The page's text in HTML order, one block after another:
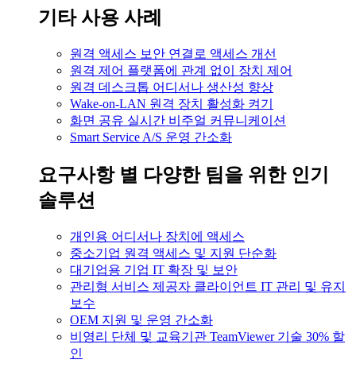
기타 사용 사례
원격 액세스 보안 연결로 액세스 개선
원격 제어 플랫폼에 관계 없이 장치 제어
원격 데스크톱 어디서나 생산성 향상
Wake-on-LAN 원격 장치 활성화 켜기
화면 공유 실시간 비주얼 커뮤니케이션
Smart Service A/S 운영 간소화
요구사항 별 다양한 팀을 위한 인기
솔루션
개인용 어디서나 장치에 액세스
중소기업 원격 액세스 및 지원 단순화
대기업용 기업 IT 확장 및 보안
관리형 서비스 제공자 클라이언트 IT 관리 및 유지
보수
OEM 지원 및 운영 간소화
비영리 단체 및 교육기관 TeamViewer 기술 30% 할
인